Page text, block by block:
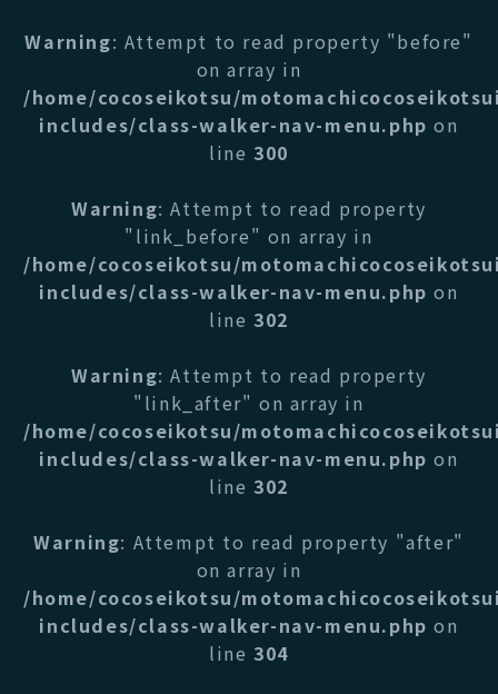
Warning: Attempt to read property "before"
on array in
/home/cocoseikotsu/
includes/class-walker-nav-menu.php on
line300
Warning: Attempt to read property
"link_before" on array in
/home/cocoseikotsu/
includes/class-walker-nav-menu.php on
line302
Warning: Attempt to read property
"link_after" on array in
/home/cocoseikotsu/
includes/class-walker-nav-menu.php on
line302
Warning: Attempt to read property "after"
on array in
/home/cocoseikotsu/
includes/class-walker-nav-menu.php on
line304